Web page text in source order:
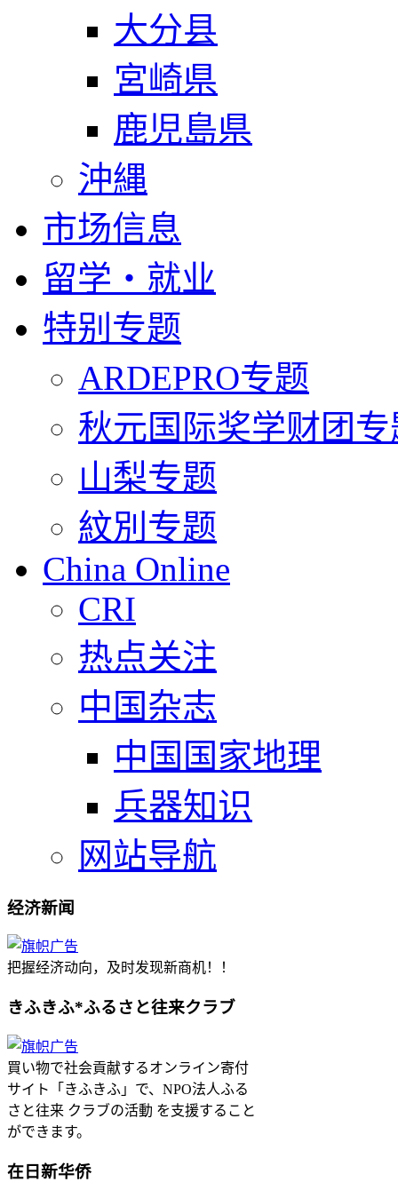
大分县
宮崎県
鹿児島県
沖縄
市场信息
留学・就业
特别专题
ARDEPRO专题
秋元国际奖学财团专
山梨专题
紋別专题
China Online
CRI
热点关注
中国杂志
中国国家地理
兵器知识
网站导航
经济新闻
把握经济动向，及时发现新商机！！
きふきふ*ふるさと往来クラブ
買い物で社会貢献するオンライン寄付
サイト「きふきふ」で、NPO法人ふる
さと往来 クラブの活動 を支援すること
ができます。
在日新华侨